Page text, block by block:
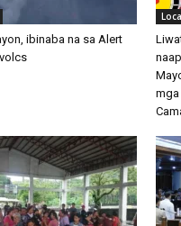
ibinaba na sa Alert
mga